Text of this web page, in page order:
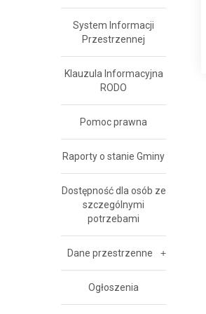
System Informacji
Przestrzennej
Klauzula Informacyjna
RODO
Pomoc prawna
Raporty o stanie Gminy
Dostępność dla osób ze
szczególnymi
potrzebami
Dane przestrzenne
Ogłoszenia